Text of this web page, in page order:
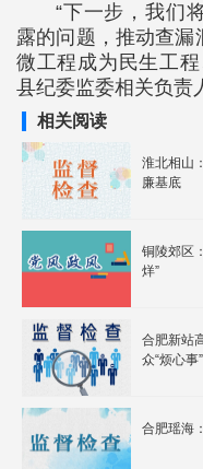
“下一步，我们
露的问题，推动查
微工程成为民生工
县纪委监委相关负责
相关阅读
淮北相山：监督
廉基底
铜陵郊区
烊”
合肥新站高
众“烦心事”
合肥瑶海